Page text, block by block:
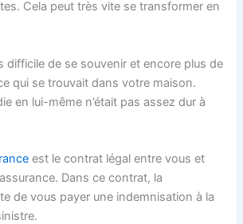
Cela peut très vite se transformer en
difficile de se souvenir et encore plus de
qui se trouvait dans votre maison.
en lui-même n’était pas assez dur à
est le contrat légal entre vous et
Dans ce contrat, la
de vous payer une indemnisation à la